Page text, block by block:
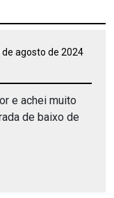
agosto de 2024
e achei muito
de baixo de